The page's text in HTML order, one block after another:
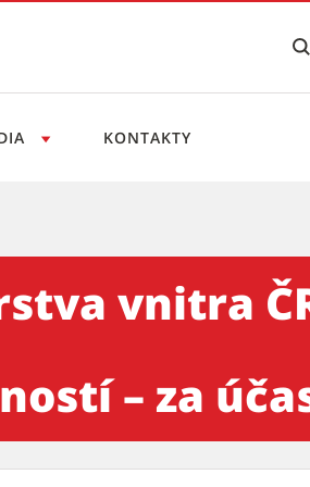
tajemníky
KONTAKTY
vnitra
– za